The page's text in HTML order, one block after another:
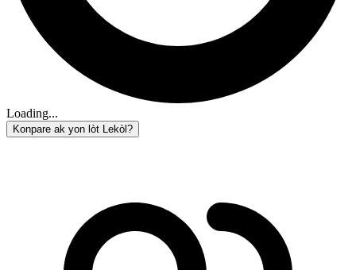
Loading...
Konpare ak yon lòt Lekòl?